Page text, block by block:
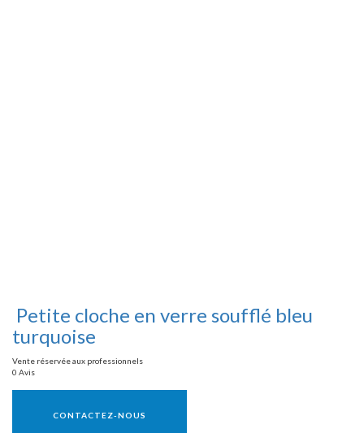
Petite cloche en verre soufflé bleu
turquoise
Vente réservée aux professionnels
0 Avis
CONTACTEZ-NOUS